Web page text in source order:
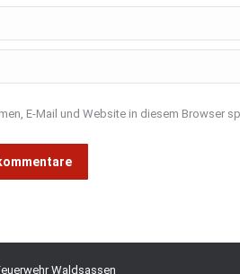
E-Mail und Website in diesem Browser
Waldsassen